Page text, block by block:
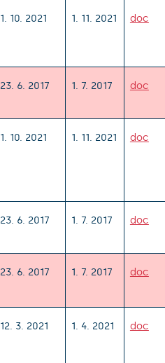
1. 10. 2021 1. 11. 2021 doc
23. 6. 2017 1. 7. 2017 doc
1. 10. 2021 1. 11. 2021 doc
23. 6. 2017 1. 7. 2017 doc
23. 6. 2017 1. 7. 2017 doc
12. 3. 2021 1. 4. 2021 doc